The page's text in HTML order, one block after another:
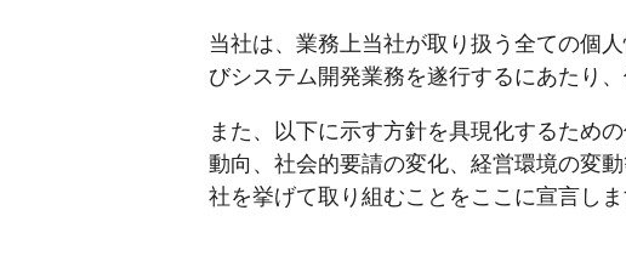
当社は、業務上当社が取り扱う全ての個
びシステム開発業務を遂行するにあたり
また、以下に示す方針を具現化するため
動向、社会的要請の変化、経営環境の変
社を挙げて取り組むことをここに宣言しま